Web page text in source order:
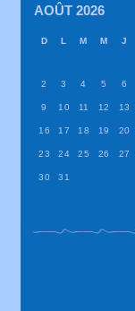
AOÛT 2026
D L M M J
2 3 4 5 6
9 10 11 12 13
16 17 18 19 20
23 24 25 26 27
30 31